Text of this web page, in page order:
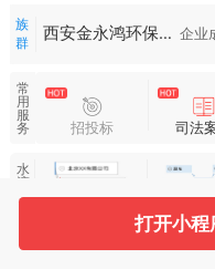
族
群
西安金永鸿环保设施工程有限公司族群 企业
常
用
服
务
招投标 司法
水
滴
图
打开小程